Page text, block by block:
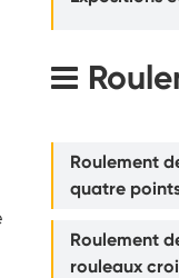
Roulement
quatre
Roulement
rouleaux